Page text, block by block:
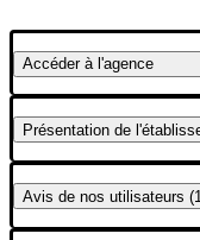
Accéderà l'agence
Présentation de
Avis de nos utilisateurs